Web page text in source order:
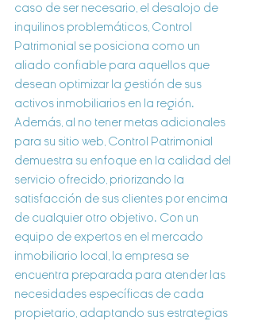
caso de ser necesario, el desalojo de
inquilinos problemáticos, Control
Patrimonial se posiciona como un
aliado confiable para aquellos que
desean optimizar la gestión de sus
activos inmobiliarios en la región.
Además, al no tener metas adicionales
para su sitio web, Control Patrimonial
demuestra su enfoque en la calidad del
servicio ofrecido, priorizando la
satisfacción de sus clientes por encima
de cualquier otro objetivo. Con un
equipo de expertos en el mercado
inmobiliario local, la empresa se
encuentra preparada para atender las
necesidades específicas de cada
propietario, adaptando sus estrategias